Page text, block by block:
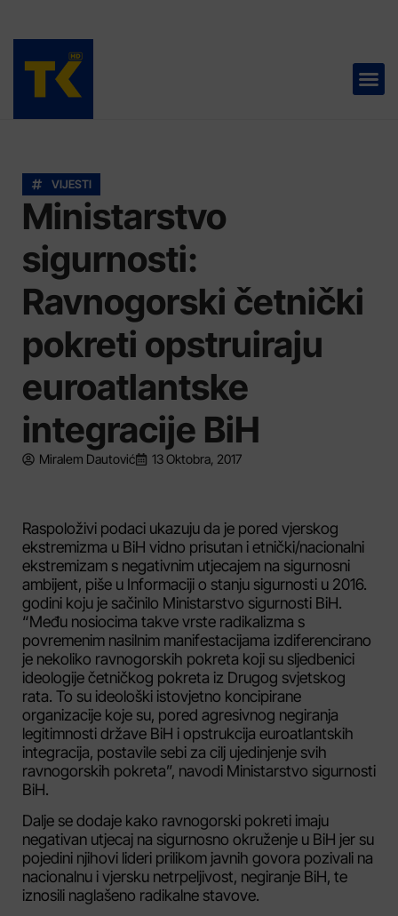
VIJESTI
Ministarstvo
sigurnosti:
Ravnogorski četnički
pokreti opstruiraju
euroatlantske
integracije BiH
Miralem Dautović 13 Oktobra, 2017
Raspoloživi podaci ukazuju da je pored vjerskog
ekstremizma u BiH vidno prisutan i etnički/nacionalni
ekstremizam s negativnim utjecajem na sigurnosni
ambijent, piše u Informaciji o stanju sigurnosti u 2016.
godini koju je sačinilo Ministarstvo sigurnosti BiH.
“Među nosiocima takve vrste radikalizma s
povremenim nasilnim manifestacijama izdiferencirano
je nekoliko ravnogorskih pokreta koji su sljedbenici
ideologije četničkog pokreta iz Drugog svjetskog
rata. To su ideološki istovjetno koncipirane
organizacije koje su, pored agresivnog negiranja
legitimnosti države BiH i opstrukcija euroatlantskih
integracija, postavile sebi za cilj ujedinjenje svih
ravnogorskih pokreta”, navodi Ministarstvo sigurnosti
BiH.
Dalje se dodaje kako ravnogorski pokreti imaju
negativan utjecaj na sigurnosno okruženje u BiH jer su
pojedini njihovi lideri prilikom javnih govora pozivali na
nacionalnu i vjersku netrpeljivost, negiranje BiH, te
iznosili naglašeno radikalne stavove.